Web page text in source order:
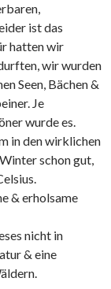
ist das
hatten wir
wir wurden
Seen, Bächen &
Je
wurde es.
in den wirklichen
schon gut,
& erholsame
nicht in
& eine